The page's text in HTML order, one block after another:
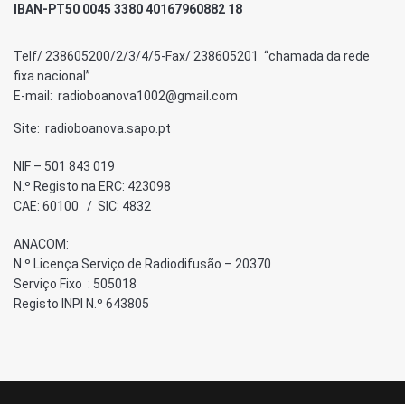
IBAN-PT50 0045 3380 40167960882 18
Telf/ 238605200/2/3/4/5-Fax/ 238605201 “chamada da rede
fixa nacional”
E-mail: radioboanova1002@gmail.com
Site: radioboanova.sapo.pt
NIF – 501 843 019
N.º Registo na ERC: 423098
CAE: 60100 / SIC: 4832
ANACOM:
N.º Licença Serviço de Radiodifusão – 20370
Serviço Fixo : 505018
Registo INPI N.º 643805